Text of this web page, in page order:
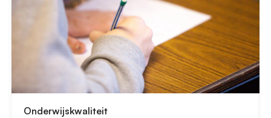
Onderwijskwaliteit